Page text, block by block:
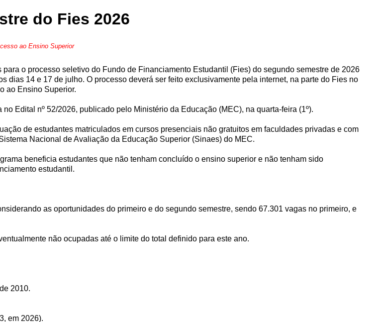
do Fies 2026
ao Ensino Superior
para o processo seletivo do Fundo de Financiamento Estudantil (Fies) do segundo semestre de 2026
dias 14 e 17 de julho. O processo deverá ser feito exclusivamente pela internet, na parte do Fies no
ao Ensino Superior.
no Edital nº 52/2026, publicado pelo Ministério da Educação (MEC), na quarta-feira (1º).
de estudantes matriculados em cursos presenciais não gratuitos em faculdades privadas e com
Nacional de Avaliação da Educação Superior (Sinaes) do MEC.
beneficia estudantes que não tenham concluído o ensino superior e não tenham sido
estudantil.
as oportunidades do primeiro e do segundo semestre, sendo 67.301 vagas no primeiro, e
não ocupadas até o limite do total definido para este ano.
2010.
em 2026).